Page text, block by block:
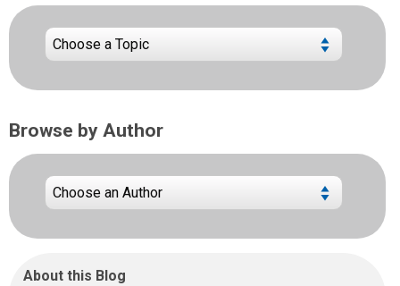
Browse by Author
About this Blog